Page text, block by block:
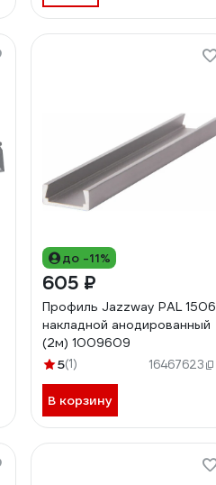
до -11%
605 ₽
Профиль Jazzway PAL 1506
накладной анодированный
(2м) 1009609
5(1) 16467623
В корзину